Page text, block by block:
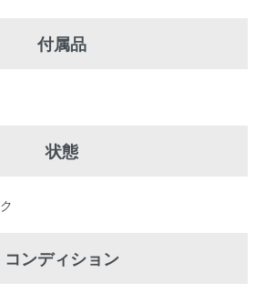
付属品
状態
コンディション